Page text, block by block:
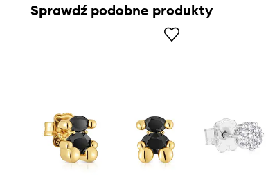
Sprawdź podobne produkty